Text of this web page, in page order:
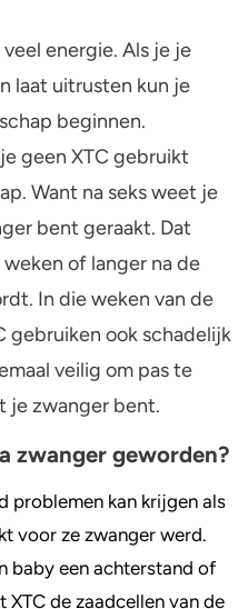
energie. Als je je
laat uitrusten kun je
beginnen.
geen XTC gebruikt
Want na seks weet je
bent geraakt. Dat
of langer na de
In die weken van de
gebruiken ook schadelijk
veilig om pas te
je zwanger bent.
zwanger geworden?
problemen kan krijgen als
voor ze zwanger werd.
baby een achterstand of
de zaadcellen van de